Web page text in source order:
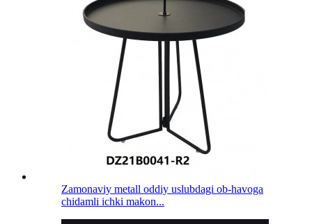
Zamonaviy metall oddiy uslubdagi ob-havoga
chidamli ichki makon...